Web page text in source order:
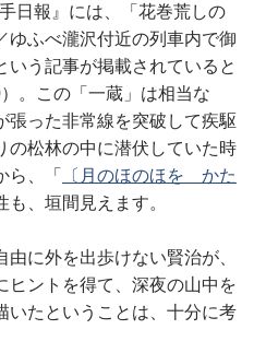
日報』には、「花巻荒しの
ゆふべ瀧沢付近の列車内で御
いう記事が掲載されていると
。この「一蔵」は相当な
張った非常線を突破して疾駆
の松林の中に潜伏していた時
ら、「
〔月のほのほを かた
も、垣間見えます。
に外を出歩けない賢治が、
ヒントを得て、深夜の山中を
いたということは、十分に考